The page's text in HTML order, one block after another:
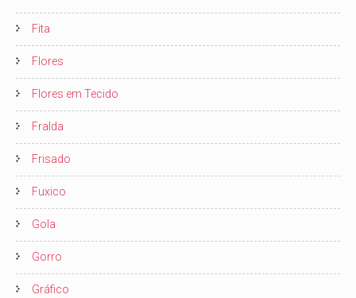
Fita
Flores
Flores em Tecido
Fralda
Frisado
Fuxico
Gola
Gorro
Gráfico